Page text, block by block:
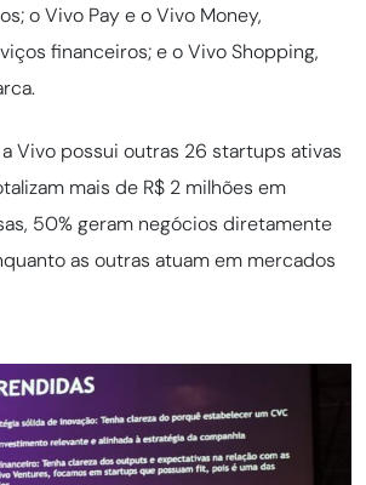
o Vivo Pay e o Vivo Money,
financeiros; e o Vivo Shopping,
Vivo possui outras 26 startups ativas
mais de R$ 2 milhões em
50% geram negócios diretamente
as outras atuam em mercados